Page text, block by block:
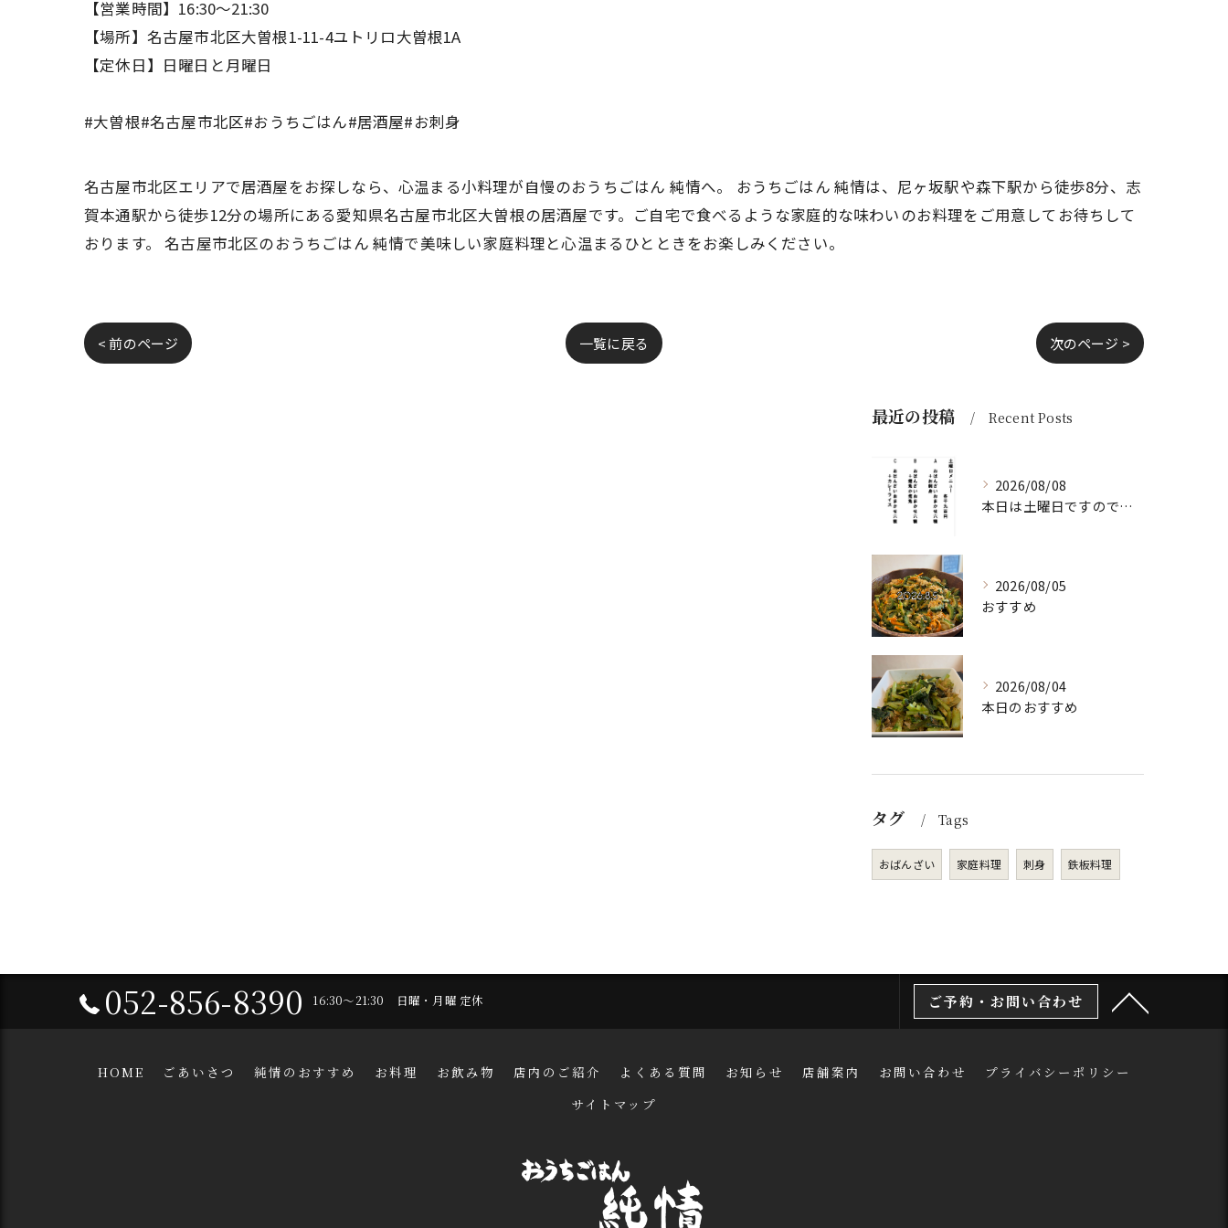
【営業時間】16:30〜21:30
【場所】名古屋市北区大曽根1-11-4ユトリロ大曽根1A
【定休日】日曜日と月曜日
#大曽根#名古屋市北区#おうちごはん#居酒屋#お刺身
名古屋市北区エリアで居酒屋をお探しなら、心温まる小料理が自慢のおうちごはん 純情へ。 おうちごはん 純情は、尼ヶ坂駅や森下駅から徒歩8分、志
賀本通駅から徒歩12分の場所にある愛知県名古屋市北区大曽根の居酒屋です。ご自宅で食べるような家庭的な味わいのお料理をご用意してお待ちして
おります。 名古屋市北区のおうちごはん 純情で美味しい家庭料理と心温まるひとときをお楽しみください。
< 前のページ 一覧に戻る 次のページ >
最近の投稿 Recent Posts
2026/08/08
本日は土曜日ですので、たくさん食べていってちょーよ‼️
2026/08/05
おすすめ
2026/08/04
本日のおすすめ
タグ Tags
おばんざい 家庭料理 刺身 鉄板料理
052-856-8390 16:30～21:30 日曜・月曜 定休 ご予約・お問い合わせ
HOME ごあいさつ 純情のおすすめ お料理 お飲み物 店内のご紹介 よくある質問 お知らせ 店舗案内 お問い合わせ
プライバシーポリシー
サイトマップ